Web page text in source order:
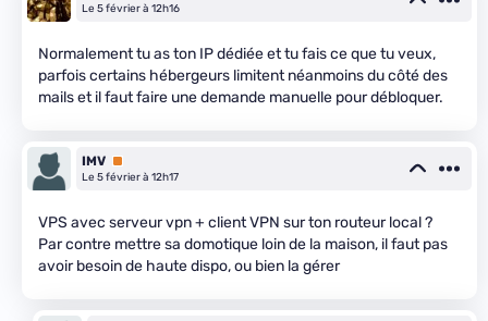
Le 5 février à 12h16
Normalement tu as ton IP dédiée et tu fais ce que tu veux,
parfois certains hébergeurs limitent néanmoins du côté des
mails et il faut faire une demande manuelle pour débloquer.
IMV Premium
Le 5 février à 12h17
VPS avec serveur vpn + client VPN sur ton routeur local ?
Par contre mettre sa domotique loin de la maison, il faut pas
avoir besoin de haute dispo, ou bien la gérer